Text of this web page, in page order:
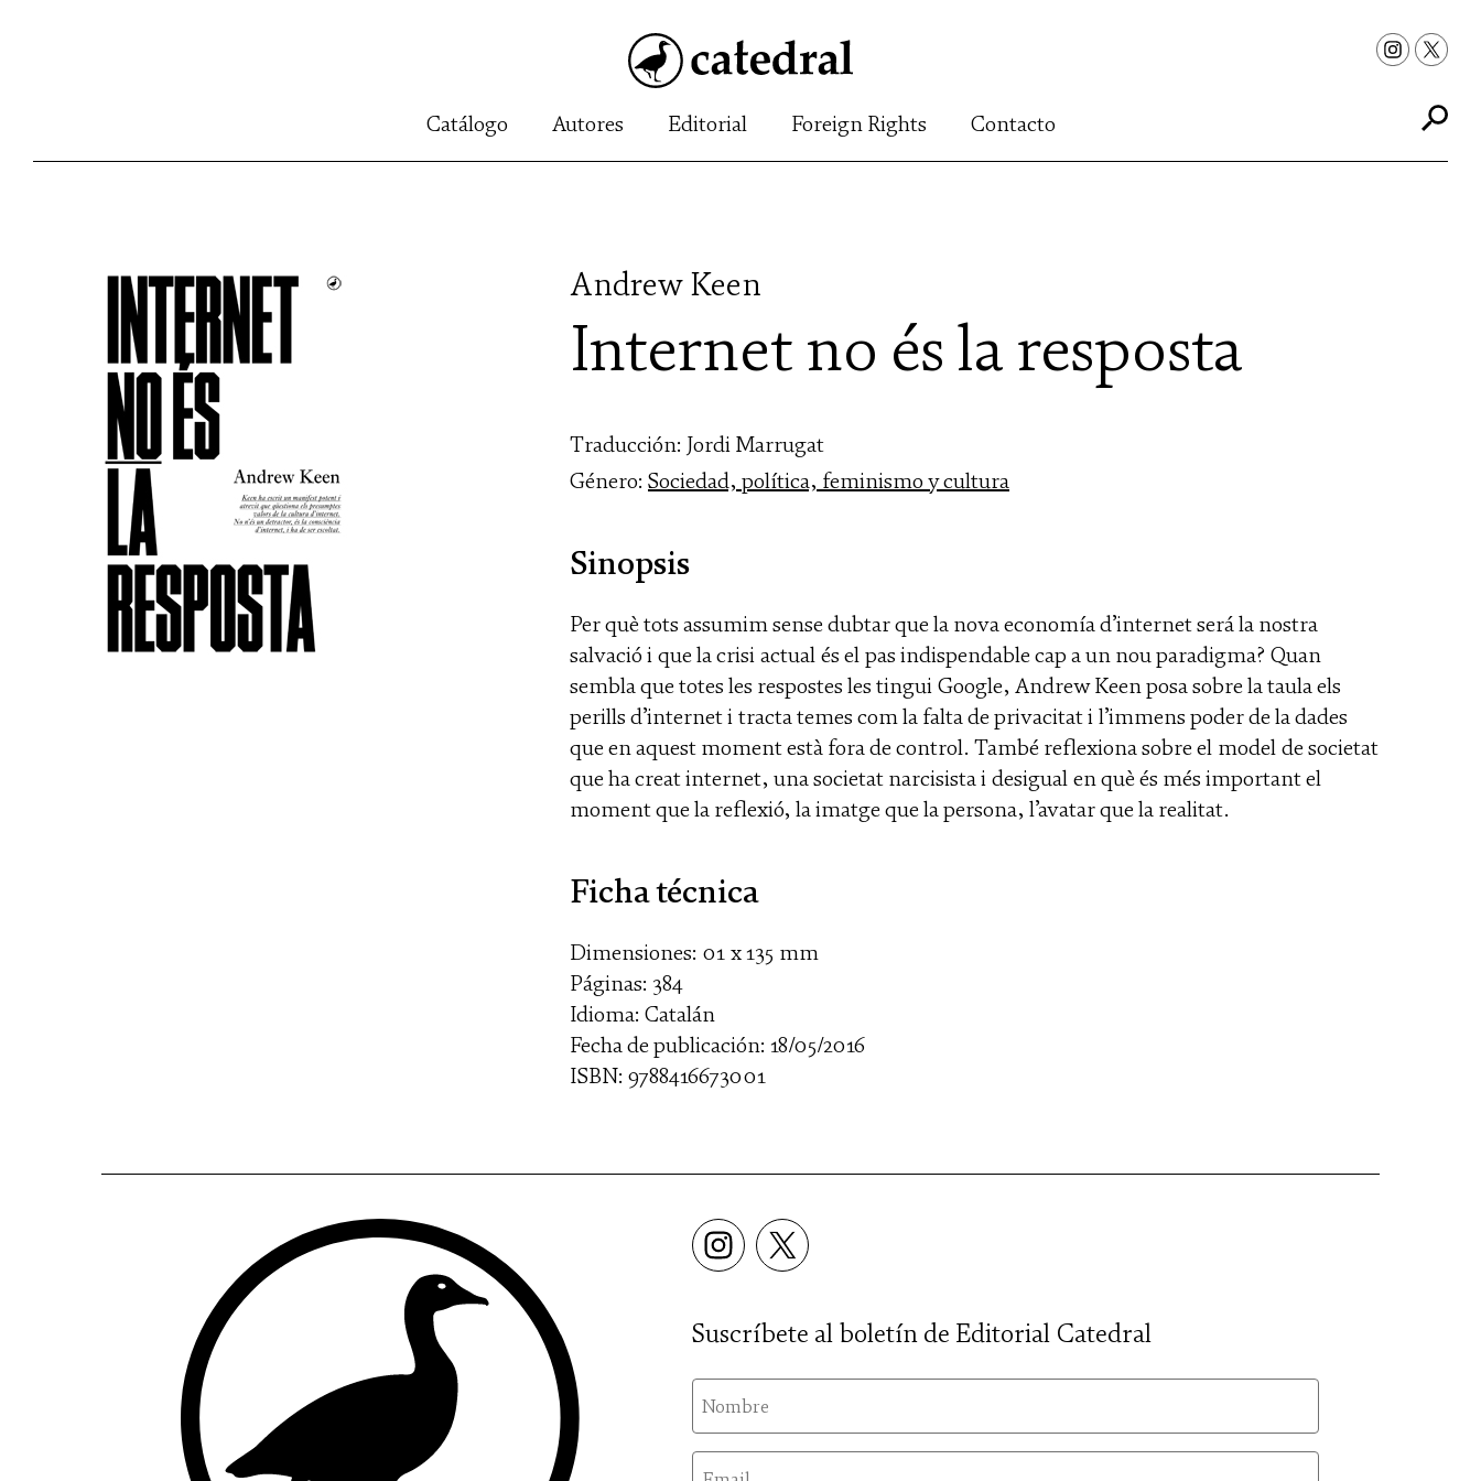
Catálogo Autores Editorial Foreign Rights Contacto
Andrew Keen
Internet no és la resposta
Traducción: Jordi Marrugat
Género: Sociedad, política, feminismo y cultura
Sinopsis
Per què tots assumim sense dubtar que la nova economía d’internet será la nostra
salvació i que la crisi actual és el pas indispendable cap a un nou paradigma? Quan
sembla que totes les respostes les tingui Google, Andrew Keen posa sobre la taula els
perills d’internet i tracta temes com la falta de privacitat i l’immens poder de la dades
que en aquest moment està fora de control. També reflexiona sobre el model de societat
que ha creat internet, una societat narcisista i desigual en què és més important el
moment que la reflexió, la imatge que la persona, l’avatar que la realitat.
Ficha técnica
Dimensiones: 01 x 135 mm
Páginas: 384
Idioma: Catalán
Fecha de publicación: 18/05/2016
ISBN: 9788416673001
Suscríbete al boletín de Editorial Catedral